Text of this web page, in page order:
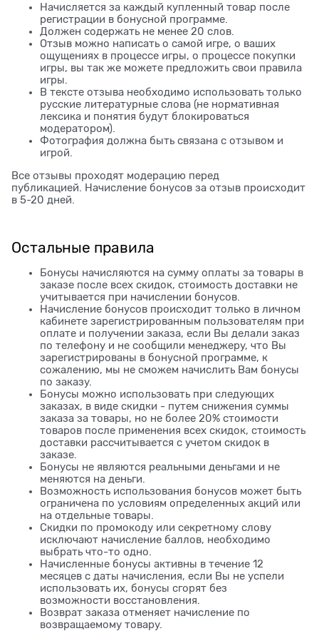
Начисляется за каждый купленный товар после
регистрации в бонусной программе.
Должен содержать не менее 20 слов.
Отзыв можно написать о самой игре, о ваших
ощущениях в процессе игры, о процессе покупки
игры, вы так же можете предложить свои правила
игры.
В тексте отзыва необходимо использовать только
русские литературные слова (не нормативная
лексика и понятия будут блокироваться
модератором).
Фотография должна быть связана с отзывом и
игрой.
Все отзывы проходят модерацию перед
публикацией. Начисление бонусов за отзыв происходит
в 5-20 дней.
Остальные правила
Бонусы начисляются на сумму оплаты за товары в
заказе после всех скидок, стоимость доставки не
учитывается при начислении бонусов.
Начисление бонусов происходит только в личном
кабинете зарегистрированным пользователям при
оплате и получении заказа, если Вы делали заказ
по телефону и не сообщили менеджеру, что Вы
зарегистрированы в бонусной программе, к
сожалению, мы не сможем начислить Вам бонусы
по заказу.
Бонусы можно использовать при следующих
заказах, в виде скидки - путем снижения суммы
заказа за товары, но не более 20% стоимости
товаров после применения всех скидок, стоимость
доставки рассчитывается с учетом скидок в
заказе.
Бонусы не являются реальными деньгами и не
меняются на деньги.
Возможность использования бонусов может быть
ограничена по условиям определенных акций или
на отдельные товары.
Скидки по промокоду или секретному слову
исключают начисление баллов, необходимо
выбрать что-то одно.
Начисленные бонусы активны в течение 12
месяцев с даты начисления, если Вы не успели
использовать их, бонусы сгорят без
возможности восстановления.
Возврат заказа отменяет начисление по
возвращаемому товару.